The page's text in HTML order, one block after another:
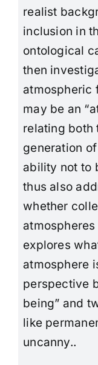
realist
inclusion in
ontological
then
atmospheric
may be an
relating both
generation
ability not to
thus also
whether
explores
atmosphere
perspective
being” and
like
uncanny..